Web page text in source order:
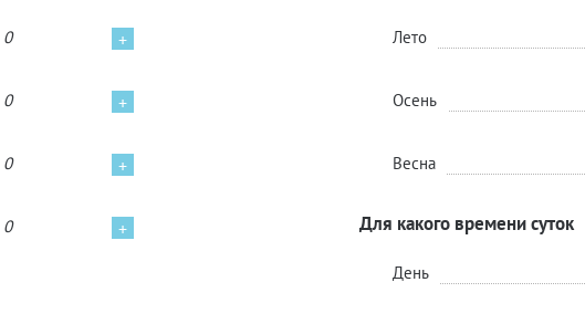
0 +
0 +
0 +
0 +
Лето
Осень
Весна
Для какого времени суток
День